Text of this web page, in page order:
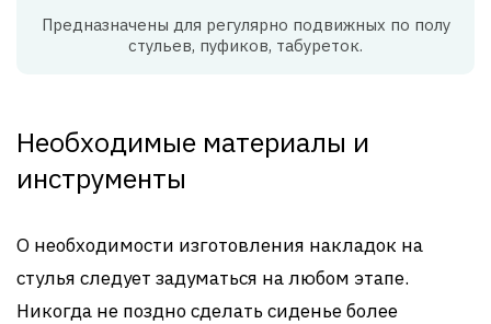
Предназначены для регулярно подвижных по полу
стульев, пуфиков, табуреток.
Необходимые материалы и
инструменты
О необходимости изготовления накладок на
стулья следует задуматься на любом этапе.
Никогда не поздно сделать сиденье более